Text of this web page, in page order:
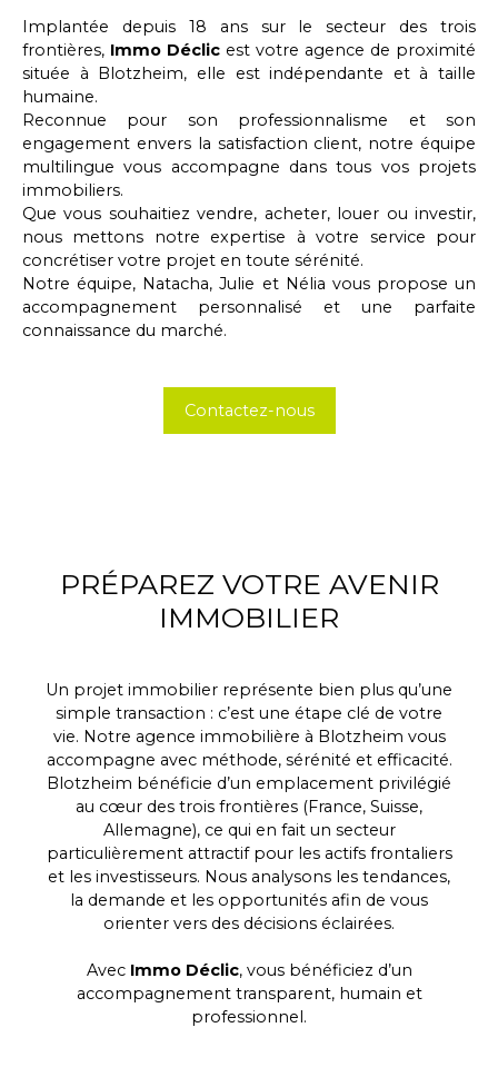
Implantée depuis 18 ans sur le secteur des trois
frontières, Immo Déclic est votre agence de proximité
située à
Blotzheim, elle est indépendante et à taille
humaine.
Reconnue pour son professionnalisme et son
engagement envers la satisfaction client, notre équipe
multilingue vous accompagne dans tous vos projets
immobiliers.
Que vous souhaitiez vendre, acheter, louer ou investir,
nous mettons notre expertise à votre service pour
concrétiser votre projet en toute sérénité.
Notre équipe, Natacha, Julie et Nélia vous propose un
accompagnement personnalisé et une parfaite
connaissance du marché.
Contactez-nous
PRÉPAREZ VOTRE AVENIR
IMMOBILIER
Un projet immobilier représente bien plus qu’une
simple transaction : c’est une étape clé de votre
vie. Notre agence immobilière à Blotzheim vous
accompagne avec méthode, sérénité et efficacité.
Blotzheim bénéficie d’un emplacement privilégié
au cœur des trois frontières (France, Suisse,
Allemagne), ce qui en fait un secteur
particulièrement attractif pour les actifs frontaliers
et les investisseurs. Nous analysons les tendances,
la demande et les opportunités afin de vous
orienter vers des décisions éclairées.
Avec Immo Déclic, vous bénéficiez d’un
accompagnement transparent, humain et
professionnel.